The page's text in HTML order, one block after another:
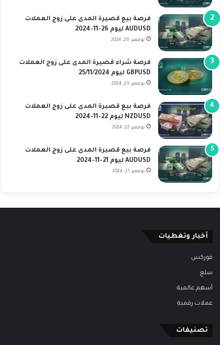
فرصة بيع قصيرة المدى على زوج العملات
AUDUSD ليوم 26-11-2024
نوفمبر 26, 2024
فرصة شراء قصيرة المدى على زوج العملات
GBPUSD ليوم 25/11/2024
نوفمبر 25, 2024
فرصة بيع قصيرة المدى على زوج العملات
NZDUSD ليوم 22-11-2024
نوفمبر 22, 2024
فرصة بيع قصيرة المدى على زوج العملات
AUDUSD ليوم 21-11-2024
نوفمبر 21, 2024
أخبار وتغطيات
فوركس
سلع
أسهم عالمية
عملات رقمية
تصنيفات